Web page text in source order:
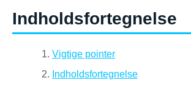
Indholdsfortegnelse
Vigtige pointer
Indholdsfortegnelse